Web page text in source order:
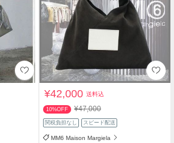
¥42,000送料込
10%OFF ¥47,000
関税負担なし スピード配送
MM6 Maison Margiela